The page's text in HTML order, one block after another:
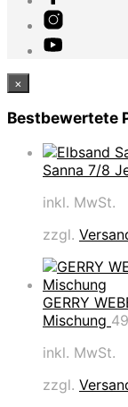
×
Bestbewertete
Sanna 7/8
inkl. MwSt.
zzgl.
GERRY
Mischung
inkl. MwSt.
zzgl.